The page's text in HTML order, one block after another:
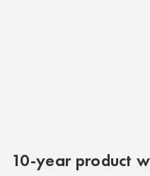
10-year product